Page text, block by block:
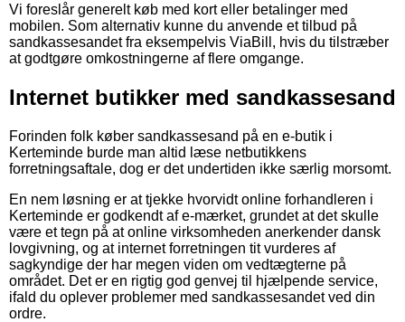
Vi foreslår generelt køb med kort eller betalinger med
mobilen. Som alternativ kunne du anvende et tilbud på
sandkassesandet fra eksempelvis ViaBill, hvis du tilstræber
at godtgøre omkostningerne af flere omgange.
Internet butikker med sandkassesand
Forinden folk køber sandkassesand på en e-butik i
Kerteminde burde man altid læse netbutikkens
forretningsaftale, dog er det undertiden ikke særlig morsomt.
En nem løsning er at tjekke hvorvidt online forhandleren i
Kerteminde er godkendt af e-mærket, grundet at det skulle
være et tegn på at online virksomheden anerkender dansk
lovgivning, og at internet forretningen tit vurderes af
sagkyndige der har megen viden om vedtægterne på
området. Det er en rigtig god genvej til hjælpende service,
ifald du oplever problemer med sandkassesandet ved din
ordre.